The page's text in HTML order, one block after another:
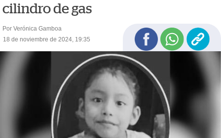
cilindro de gas
Por Verónica Gamboa
18 de noviembre de 2024, 19:35